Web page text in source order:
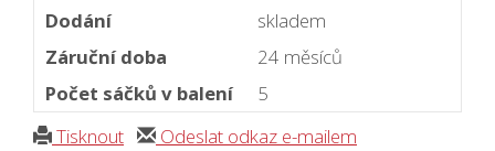
Dodání
skladem
Záruční doba
24 měsíců
Počet sáčků v balení
5
Tisknout
Odeslat odkaz e-mailem